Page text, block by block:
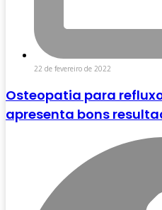
22 de fevereiro de 2022
Osteopatia para
apresenta bons